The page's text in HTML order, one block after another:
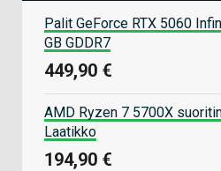
Palit GeForce RTX 5060
GB GDDR7
449,90 €
AMD Ryzen 7 5700X
Laatikko
194,90 €